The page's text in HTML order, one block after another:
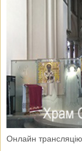
Онлайн